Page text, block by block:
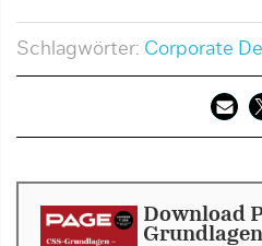
Schlagwörter: Corporate
Download